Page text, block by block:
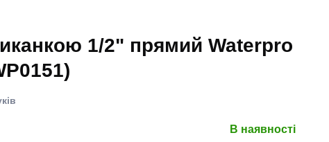
1/2" прямий Waterpro
В наявності